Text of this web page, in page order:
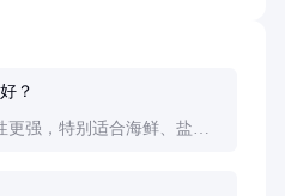
？
更强，特别适合海鲜、盐渍